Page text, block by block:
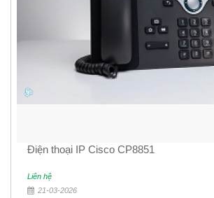
Điện thoại IP Cisco CP8851
Liên hệ
21-03-2026